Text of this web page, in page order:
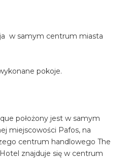
w samym centrum miasta
pokoje.
położony jest w samym
miejscowości Pafos, na
centrum handlowego The
znajduje się w centrum